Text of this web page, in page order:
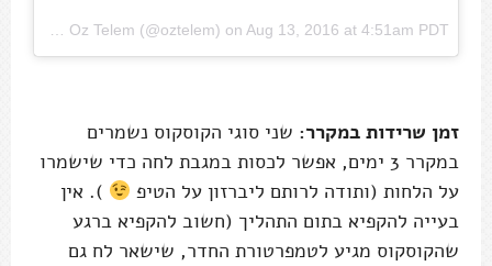
A photo posted by Oz Telem (@oztelem) on Aug 13, 2016 at 4:51am PDT
זמן שרידות במקרר: שני סוגי הקוסקוס נשמרים
במקרר 3 ימים, אפשר לכסות במגבת לחה כדי שישמרו
על הלחות (ותודה לרותם ליברזון על הטיפ
). אין
בעייה להקפיא בתום התהליך (חשוב להקפיא ברגע
שהקוסקוס מגיע לטמפרטורת החדר, שישאר לח גם